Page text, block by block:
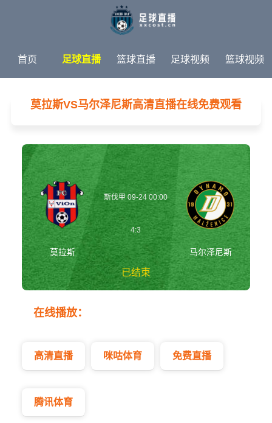
首页 足球直播 篮球直播 足球视频 篮球视频
足球新闻 篮球新闻 体育专题
莫拉斯VS马尔泽尼斯高清直播在线免费观看
莫拉斯
斯伐甲 09-24 00:00
4:3
已结束
马尔泽尼斯
在线播放：
高清直播 咪咕体育 免费直播
腾讯体育